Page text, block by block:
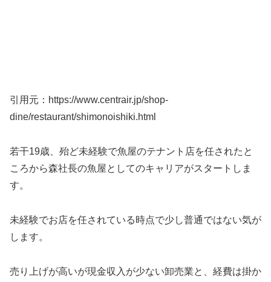
引用元：https://www.centrair.jp/shop-
dine/restaurant/shimonoishiki.html
若干19歳、殆ど未経験で魚屋のテナント店を任されたと
ころから森社長の魚屋としてのキャリアがスタートしま
す。
未経験でお店を任されている時点で少し普通ではない気が
します。
売り上げが高いが現金収入が少ない卸売業と、経費は掛か